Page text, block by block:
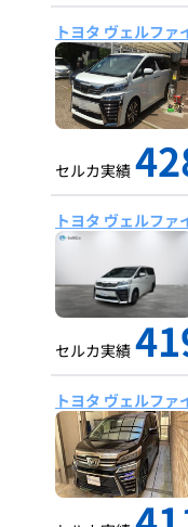
トヨタ ヴェルファ
セルカ実績
トヨタ ヴェルファ
セルカ実績
トヨタ ヴェルファ